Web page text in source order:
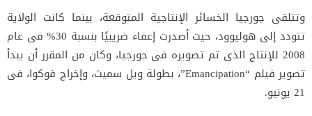
وتتلقى جورجيا الخسائر الإنتاجية المتوقعة، بينما كانت الولاية
تتودد إلى هوليوود، حيث أصدرت إعفاء ضريبيًا بنسبة 30% فى عام
2008 للإنتاج الذى تم تصويره فى جورجيا، وكان من المقرر أن يبدأ
تصوير فيلم “Emancipation”، بطولة ويل سميث، وإخراج فوكوا، فى
21 يونيو.